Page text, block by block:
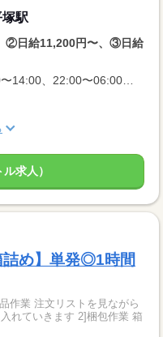
駅
②日給11,200円〜、③日給
求人）
詰め】単発◎1時間
作業 注文リストを見ながら
れていきます 2]梱包作業 箱